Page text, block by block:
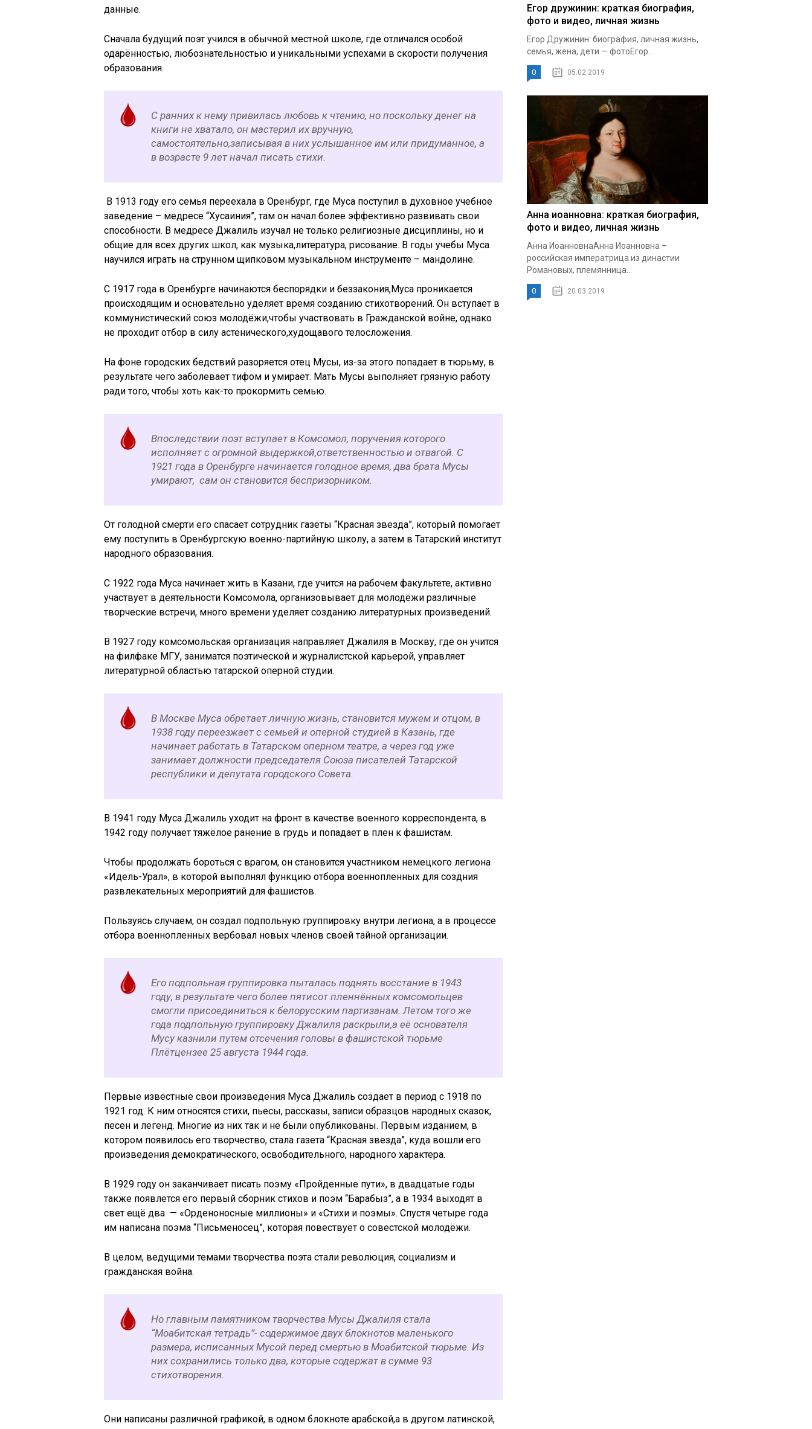
данные.
Сначала будущий поэт учился в обычной местной школе, где отличался особой
одарённостью, любознательностью и уникальными успехами в скорости получения
образования.
С ранних к нему привилась любовь к чтению, но поскольку денег на
книги не хватало, он мастерил их вручную,
самостоятельно,записывая в них услышанное им или придуманное, а
в возрасте 9 лет начал писать стихи.
В 1913 году его семья переехала в Оренбург, где Муса поступил в духовное учебное
заведение – медресе “Хусаиния”, там он начал более эффективно развивать свои
способности. В медресе Джалиль изучал не только религиозные дисциплины, но и
общие для всех других школ, как музыка,литература, рисование. В годы учебы Муса
научился играть на струнном щипковом музыкальном инструменте – мандолине.
С 1917 года в Оренбурге начинаются беспорядки и беззакония,Муса проникается
происходящим и основательно уделяет время созданию стихотворений. Он вступает в
коммунистический союз молодёжи,чтобы участвовать в Гражданской войне, однако
не проходит отбор в силу астенического,худощавого телосложения.
На фоне городских бедствий разоряется отец Мусы, из-за этого попадает в тюрьму, в
результате чего заболевает тифом и умирает. Мать Мусы выполняет грязную работу
ради того, чтобы хоть как-то прокормить семью.
Впоследствии поэт вступает в Комсомол, поручения которого
исполняет с огромной выдержкой,ответственностью и отвагой. С
1921 года в Оренбурге начинается голодное время, два брата Мусы
умирают, сам он становится беспризорником.
От голодной смерти его спасает сотрудник газеты “Красная звезда”, который помогает
ему поступить в Оренбургскую военно-партийную школу, а затем в Татарский институт
народного образования.
С 1922 года Муса начинает жить в Казани, где учится на рабочем факультете, активно
участвует в деятельности Комсомола, организовывает для молодёжи различные
творческие встречи, много времени уделяет созданию литературных произведений.
В 1927 году комсомольская организация направляет Джалиля в Москву, где он учится
на филфаке МГУ, заниматся поэтической и журналистской карьерой, управляет
литературной областью татарской оперной студии.
В Москве Муса обретает личную жизнь, становится мужем и отцом, в
1938 году переезжает с семьей и оперной студией в Казань, где
начинает работать в Татарском оперном театре, а через год уже
занимает должности председателя Союза писателей Татарской
республики и депутата городского Совета.
В 1941 году Муса Джалиль уходит на фронт в качестве военного корреспондента, в
1942 году получает тяжёлое ранение в грудь и попадает в плен к фашистам.
Чтобы продолжать бороться с врагом, он становится участником немецкого легиона
«Идель-Урал», в которой выполнял функцию отбора военнопленных для создния
развлекательных мероприятий для фашистов.
Пользуясь случаем, он создал подпольную группировку внутри легиона, а в процессе
отбора военнопленных вербовал новых членов своей тайной организации.
Его подпольная группировка пыталась поднять восстание в 1943
году, в результате чего более пятисот пленнённых комсомольцев
смогли присоединиться к белорусским партизанам. Летом того же
года подпольную группировку Джалиля раскрыли,а её основателя
Мусу казнили путем отсечения головы в фашистской тюрьме
Плётцензее 25 августа 1944 года.
Первые известные свои произведения Муса Джалиль создает в период с 1918 по
1921 год. К ним относятся стихи, пьесы, рассказы, записи образцов народных сказок,
песен и легенд. Многие из них так и не были опубликованы. Первым изданием, в
котором появилось его творчество, стала газета “Красная звезда”, куда вошли его
произведения демократического, освободительного, народного характера.
В 1929 году он заканчивает писать поэму «Пройденные пути», в двадцатые годы
также появлется его первый сборник стихов и поэм “Барабыз”, а в 1934 выходят в
свет ещё два — «Орденоносные миллионы» и «Стихи и поэмы». Спустя четыре года
им написана поэма “Письменосец”, которая повествует о совестской молодёжи.
В целом, ведущими темами творчества поэта стали революция, социализм и
гражданская война.
Но главным памятником творчества Мусы Джалиля стала
“Моабитская тетрадь”- содержимое двух блокнотов маленького
размера, исписанных Мусой перед смертью в Моабитской тюрьме. Из
них сохранились только два, которые содержат в сумме 93
стихотворения.
Они написаны различной графикой, в одном блокноте арабской,а в другом латинской,
Егор дружинин: краткая биография,
фото и видео, личная жизнь
Егор Дружинин: биография, личная жизнь,
семья, жена, дети — фотоЕгор...
0 05.02.2019
Анна иоанновна: краткая биография,
фото и видео, личная жизнь
Анна ИоанновнаАнна Иоанновна –
российская императрица из династии
Романовых, племянница...
0 20.03.2019